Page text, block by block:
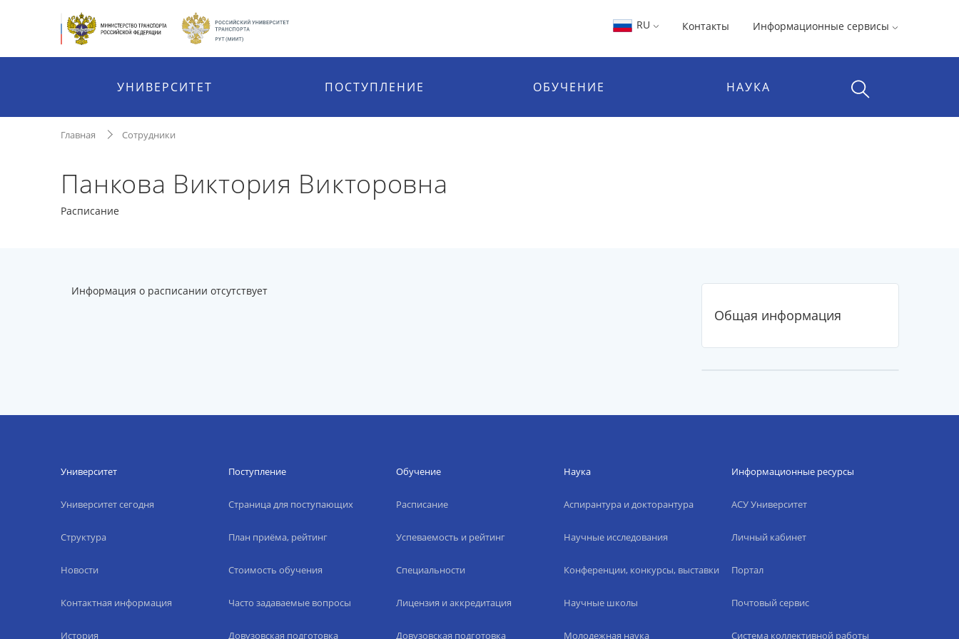
RU Контакты Информационные сервисы
УНИВЕРСИТЕТ ПОСТУПЛЕНИЕ ОБУЧЕНИЕ НАУКА
Главная Сотрудники
Панкова Виктория Викторовна
Расписание
Информация о расписании отсутствует
Общая информация
Университет
Университет сегодня
Структура
Новости
Контактная информация
История
Поступление
Страница для поступающих
План приёма, рейтинг
Стоимость обучения
Часто задаваемые вопросы
Довузовская подготовка
Обучение
Расписание
Успеваемость и рейтинг
Специальности
Лицензия и аккредитация
Довузовская подготовка
Наука
Аспирантура и докторантура
Научные исследования
Конференции, конкурсы, выставки
Научные школы
Молодежная наука
Информационные ресурсы
АСУ Университет
Личный кабинет
Портал
Почтовый сервис
Система коллективной работы